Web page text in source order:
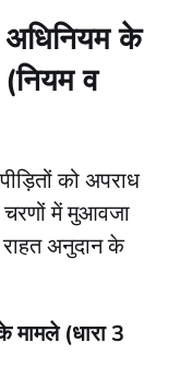
अधिनियम के
व
को अपराध
में मुआवजा
अनुदान के
(धारा 3